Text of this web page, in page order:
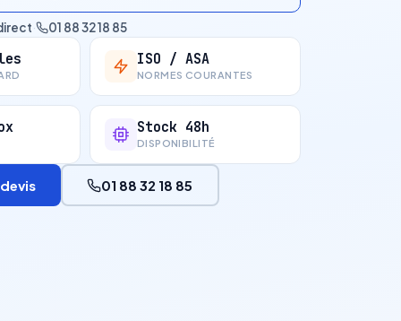
· 01 88 32 18 85
ISO / ASA
NORMES COURANTES
Stock 48h
DISPONIBILITÉ
01 88 32 18 85